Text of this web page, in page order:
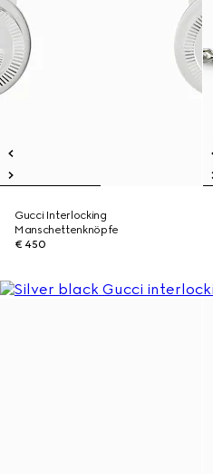
Gucci Interlocking
Manschettenknöpfe
€ 450